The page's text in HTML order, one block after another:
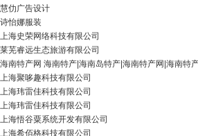
慧仂广告设计
诗怡娜服装
上海史荣网络科技有限公司
莱芜睿远生态旅游有限公司
海南特产网 海南特产|海南岛特产|海南特产网|海南特
上海聚哆趣科技有限公司
上海玮雷佳科技有限公司
上海玮雷佳科技有限公司
上海悟谷粟系统开发有限公司
上海希佰格科技有限公司